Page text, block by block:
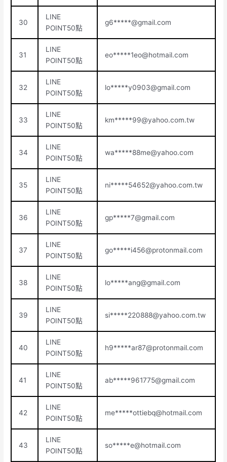
30
LINE
POINT50點
g6*****@gmail.com
31
LINE
POINT50點
eo*****1eo@hotmail.com
32
LINE
POINT50點
lo*****y0903@gmail.com
33
LINE
POINT50點
km*****99@yahoo.com.tw
34
LINE
POINT50點
wa*****88me@yahoo.com
35
LINE
POINT50點
ni*****54652@yahoo.com.tw
36
LINE
POINT50點
gp*****7@gmail.com
37
LINE
POINT50點
go*****i456@protonmail.com
38
LINE
POINT50點
lo*****ang@gmail.com
39
LINE
POINT50點
si*****220888@yahoo.com.tw
40
LINE
POINT50點
h9*****ar87@protonmail.com
41
LINE
POINT50點
ab*****961775@gmail.com
42
LINE
POINT50點
me*****ottiebq@hotmail.com
43
LINE
POINT50點
so*****e@hotmail.com